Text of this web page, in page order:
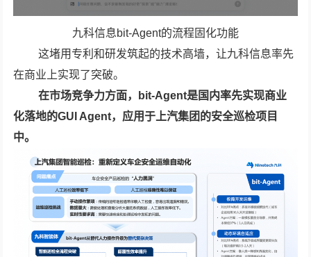
九科信息bit-Agent的流程固化功能
这堵用专利和研发筑起的技术高墙，让九科信息率先
在商业上实现了突破。
在市场竞争力方面，bit-Agent是国内率先实现商业
化落地的GUI Agent，应用于上汽集团的安全巡检项目
中。